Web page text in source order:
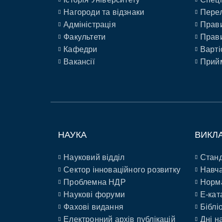
Нагороди та відзнаки
Адміністрація
Факультети
Кафедри
Вакансії
НАУКА
Науковий відділ
Сектор інноваційного розвитку
Проблемна НДР
Наукові форуми
Фахові видання
Електронний архів публікацій
E-
Дні